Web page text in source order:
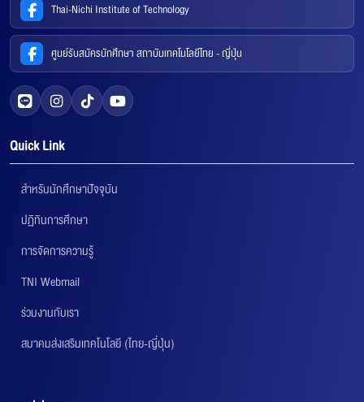
Thai-Nichi Institute of Technology
ศูนย์รับสมัครนักศึกษา สถาบันเทคโนโลยีไทย - ญี่ปุ่น
Quick Link
สำหรับนักศึกษาปัจจุบัน
ปฏิทินการศึกษา
การจัดการความรู้
TNI Webmail
ร่วมงานกับเรา
สมาคมส่งเสริมเทคโนโลยี (ไทย-ญี่ปุ่น)